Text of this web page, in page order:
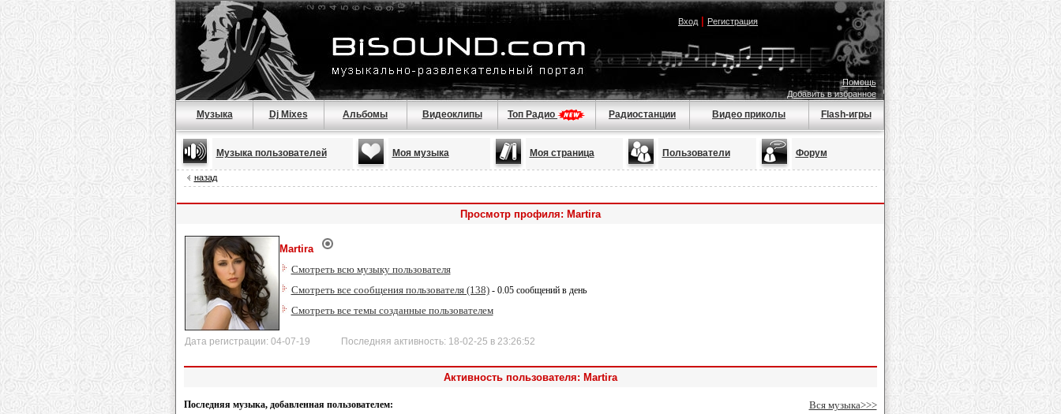
Вход| Регистрация
Помощь
Добавить в избранное
Музыка Dj Mixes Альбомы Видеоклипы Топ Радио Радиостанции Видео приколы Flash-игры
Музыка пользователей Моя музыка Моя страница Пользователи Форум
назад
Просмотр профиля: Martira
Martira
Смотреть всю музыку пользователя
Смотреть все сообщения пользователя (138)- 0.05 сообщений в день
Смотреть все темы созданные пользователем
Дата регистрации: 04-07-19 Последняя активность: 18-02-25 в 23:26:52
Активность пользователя: Martira
Последняя музыка, добавленная пользователем: Вся музыка>>>